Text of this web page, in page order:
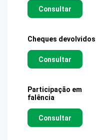
Consultar
Cheques devolvidos
Consultar
Participação em
falência
Consultar